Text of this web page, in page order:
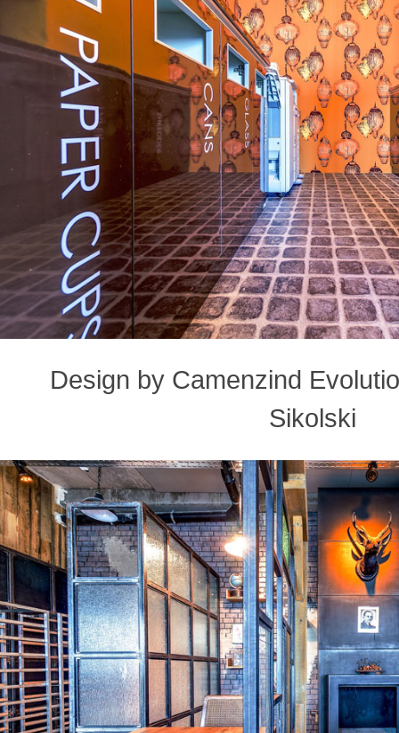
Design by Camenzind
Sikolski